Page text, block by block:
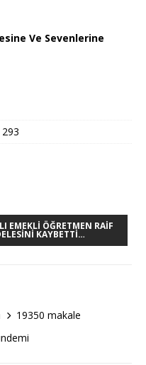
Ve Sevenlerine
293
EMEKLI ÖĞRETMEN RAIF
KAYBETTI…
19350 makale